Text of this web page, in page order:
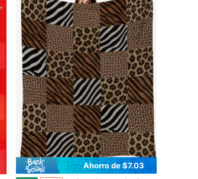
Ahorro de $7.03